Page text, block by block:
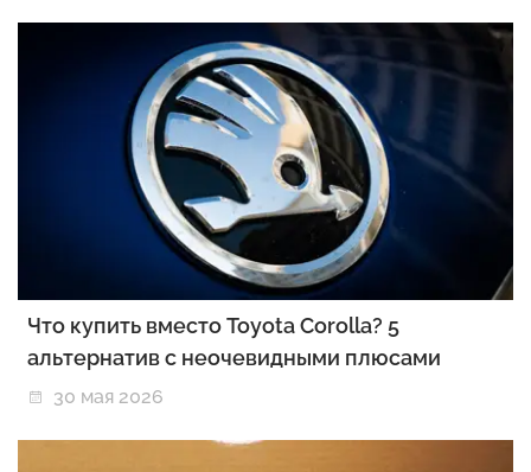
Что купить вместо Toyota Corolla? 5
альтернатив с неочевидными плюсами
30 мая 2026